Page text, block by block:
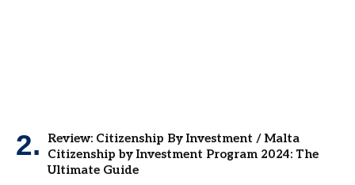
Review: Citizenship By Investment / Malta
Citizenship by Investment Program 2024: The
Ultimate Guide